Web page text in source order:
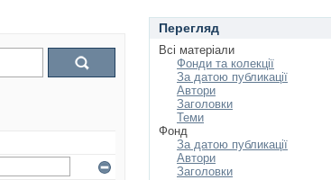
Перегляд
Всі матеріали
Фонди та колекції
За датою публикації
Автори
Заголовки
Теми
Фонд
За датою публикації
Автори
Заголовки